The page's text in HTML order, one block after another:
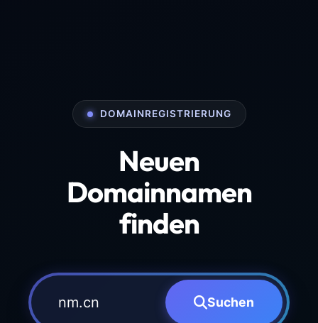
DOMAINREGISTRIERUNG
Neuen
Domainnamen
finden
Suchen